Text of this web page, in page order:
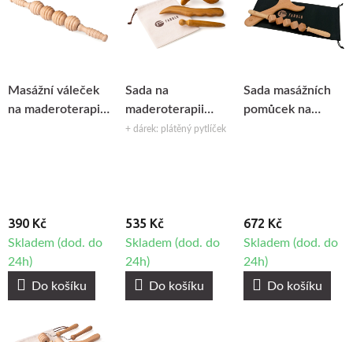
Masážní váleček
na maderoterapii
390 Kč
Skladem (dod. do
24h)
Do košíku
Sada na
maderoterapii
chodidel Fabulo
+ dárek: plátěný pytlíček
535 Kč
Skladem (dod. do
24h)
Do košíku
Sada masážních
pomůcek na
672 Kč
Skladem (dod. do
24h)
Do košíku